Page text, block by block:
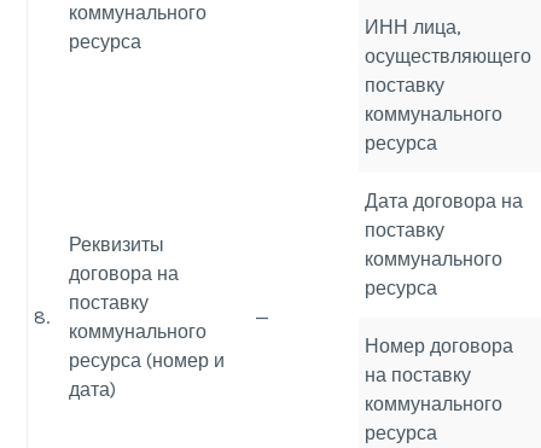
коммунального
ресурса
ИНН лица,
осуществляющего
поставку
коммунального
ресурса
8.
Реквизиты
договора на
поставку
коммунального
ресурса (номер и
дата)
—
Дата договора на
поставку
коммунального
ресурса
Номер договора
на поставку
коммунального
ресурса